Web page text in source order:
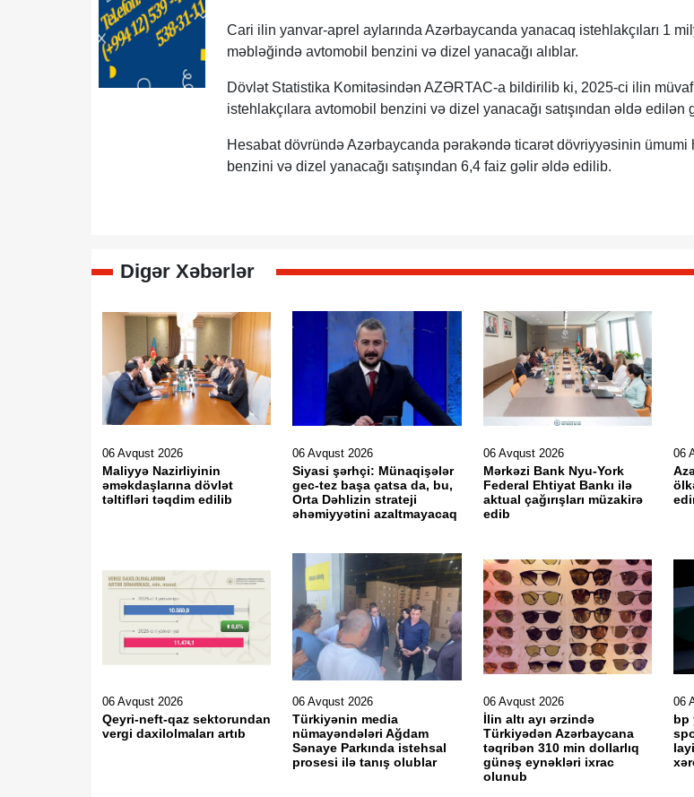
Cari ilin yanvar-aprel aylarında Azərbaycanda yanacaq istehlakçıları 1
məbləğində avtomobil benzini və dizel yanacağı alıblar.
Dövlət Statistika Komitəsindən AZƏRTAC-a bildirilib ki, 2025-ci ilin
istehlakçılara avtomobil benzini və dizel yanacağı satışından əldə edilən
Hesabat dövründə Azərbaycanda pərakəndə ticarət dövriyyəsinin ümumi
benzini və dizel yanacağı satışından 6,4 faiz gəlir əldə edilib.
Digər Xəbərlər
06 Avqust 2026
Maliyyə Nazirliyinin
əməkdaşlarına dövlət
təltifləri təqdim edilib
06 Avqust 2026
Siyasi şərhçi: Münaqişələr
gec-tez başa çatsa da, bu,
Orta Dəhlizin strateji
əhəmiyyətini azaltmayacaq
06 Avqust 2026
Mərkəzi Bank Nyu-York
Federal Ehtiyat Bankı ilə
aktual çağırışları müzakirə
edib
06
06 Avqust 2026
Qeyri-neft-qaz sektorundan
vergi daxilolmaları artıb
06 Avqust 2026
Türkiyənin media
nümayəndələri Ağdam
Sənaye Parkında istehsal
prosesi ilə tanış olublar
06 Avqust 2026
İlin altı ayı ərzində
Türkiyədən Azərbaycana
təqribən 310 min dollarlıq
günəş eynəkləri ixrac
olunub
06
bp